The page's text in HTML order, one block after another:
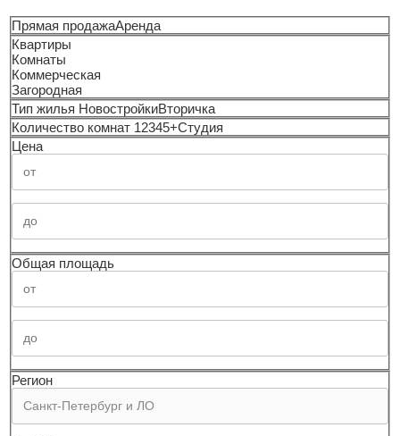
Прямая продажаАренда
Квартиры
Комнаты
Коммерческая
Загородная
Тип жилья НовостройкиВторичка
Количество комнат 12345+Студия
Цена
Общая площадь
Регион